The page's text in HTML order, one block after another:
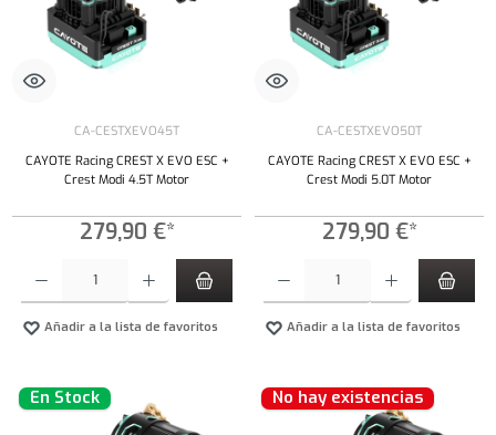
CA-CESTXEVO45T
CAYOTE Racing CREST X EVO ESC +
Crest Modi 4.5T Motor
279,90 €*
Añadir a la lista de favoritos
CA-CESTXEVO50T
CAYOTE Racing CREST X EVO ESC +
Crest Modi 5.0T Motor
279,90 €*
Añadir a la lista de favoritos
En Stock No hay existencias